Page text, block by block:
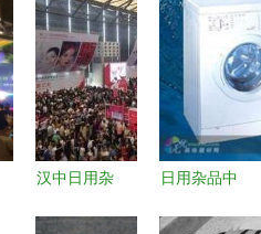
汉中日用杂
日用杂品中